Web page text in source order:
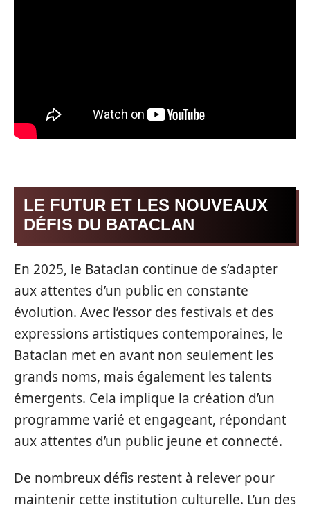
LE FUTUR ET LES NOUVEAUX
DÉFIS DU BATACLAN
En 2025, le Bataclan continue de s’adapter
aux attentes d’un public en constante
évolution. Avec l’essor des festivals et des
expressions artistiques contemporaines, le
Bataclan met en avant non seulement les
grands noms, mais également les talents
émergents. Cela implique la création d’un
programme varié et engageant, répondant
aux attentes d’un public jeune et connecté.
De nombreux défis restent à relever pour
maintenir cette institution culturelle. L’un des